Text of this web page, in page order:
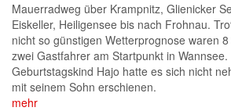
Mauerradweg über Krampnitz, Glienicker
Eiskeller, Heiligensee bis nach Frohnau.
nicht so günstigen Wetterprognose waren
zwei Gastfahrer am Startpunkt in
Geburtstagskind Hajo hatte es sich nicht
mit seinem Sohn erschienen.
mehr